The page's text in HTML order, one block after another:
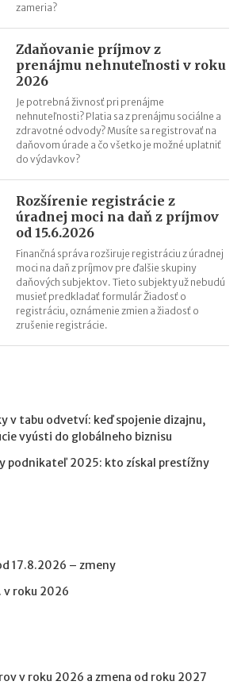
zameria?
Zdaňovanie príjmov z
prenájmu nehnuteľnosti v roku
2026
Je potrebná živnosť pri prenájme
nehnuteľnosti? Platia sa z prenájmu sociálne a
zdravotné odvody? Musíte sa registrovať na
daňovom úrade a čo všetko je možné uplatniť
do výdavkov?
Rozšírenie registrácie z
úradnej moci na daň z príjmov
od 15.6.2026
Finančná správa rozširuje registráciu z úradnej
moci na daň z príjmov pre ďalšie skupiny
daňových subjektov. Tieto subjekty už nebudú
musieť predkladať formulár Žiadosť o
registráciu, oznámenie zmien a žiadosť o
zrušenie registrácie.
v tabu odvetví: keď spojenie dizajnu,
vyústi do globálneho biznisu
podnikateľ 2025: kto získal prestížny
17.8.2026 – zmeny
v roku 2026
v roku 2026 a zmena od roku 2027